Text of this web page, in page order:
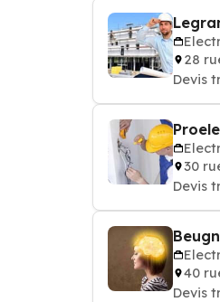
28
Devis
30
Devis
40
Devis